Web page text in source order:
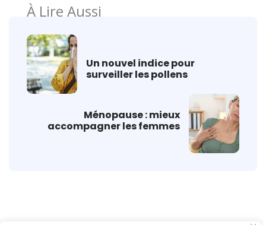
À Lire Aussi
Un nouvel indice pour
surveiller les pollens
Ménopause : mieux
accompagner les femmes